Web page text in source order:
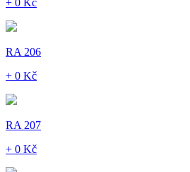
RA 206
+ 0 Kč
RA 207
+ 0 Kč